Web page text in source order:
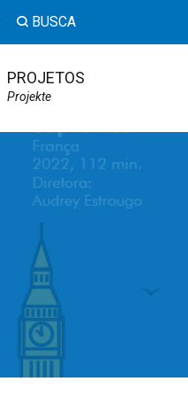
BUSCA
PROJETOS
Projekte